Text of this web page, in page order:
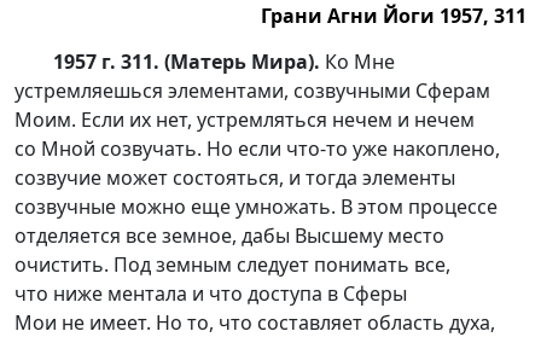
Грани Агни Йоги 1957, 311
1957 г. 311. (Матерь Мира). Ко Мне
устремляешься элементами, созвучными Сферам
Моим. Если их нет, устремляться нечем и нечем
со Мной созвучать. Но если что-то уже накоплено,
созвучие может состояться, и тогда элементы
созвучные можно еще умножать. В этом процессе
отделяется все земное, дабы Высшему место
очистить. Под земным следует понимать все,
что ниже ментала и что доступа в Сферы
Мои не имеет. Но то, что составляет область духа,